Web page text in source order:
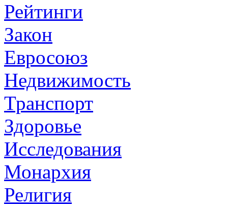
Рейтинги
Закон
Евросоюз
Недвижимость
Транспорт
Здоровье
Исследования
Монархия
Религия